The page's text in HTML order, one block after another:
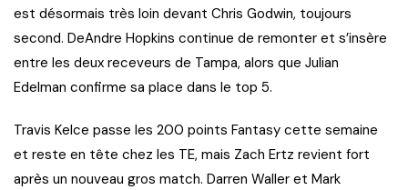
est désormais très loin devant Chris Godwin, toujours
second. DeAndre Hopkins continue de remonter et s’insère
entre les deux receveurs de Tampa, alors que Julian
Edelman confirme sa place dans le top 5.
Travis Kelce passe les 200 points Fantasy cette semaine
et reste en tête chez les TE, mais Zach Ertz revient fort
après un nouveau gros match. Darren Waller et Mark